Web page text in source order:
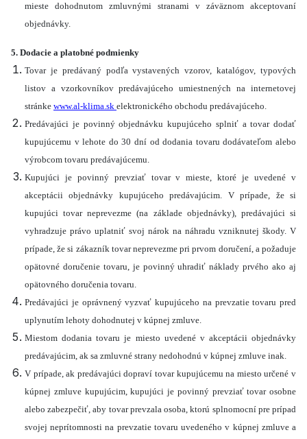
mieste dohodnutom zmluvnými stranami v záväznom akceptovaní
objednávky.
5. Dodacie a platobné podmienky
Tovar je predávaný podľa vystavených vzorov, katalógov, typových
listov a vzorkovníkov predávajúceho umiestnených na internetovej
stránke www.al-klima.sk elektronického obchodu predávajúceho.
Predávajúci je povinný objednávku kupujúceho splniť a tovar dodať
kupujúcemu v lehote do 30 dní od dodania tovaru dodávateľom alebo
výrobcom tovaru predávajúcemu.
Kupujúci je povinný prevziať tovar v mieste, ktoré je uvedené v
akceptácii objednávky kupujúceho predávajúcim. V prípade, že si
kupujúci tovar neprevezme (na základe objednávky), predávajúci si
vyhradzuje právo uplatniť svoj nárok na náhradu vzniknutej škody. V
prípade, že si zákazník tovar neprevezme pri prvom doručení, a požaduje
opätovné doručenie tovaru, je povinný uhradiť náklady prvého ako aj
opätovného doručenia tovaru.
Predávajúci je oprávnený vyzvať kupujúceho na prevzatie tovaru pred
uplynutím lehoty dohodnutej v kúpnej zmluve.
Miestom dodania tovaru je miesto uvedené v akceptácii objednávky
predávajúcim, ak sa zmluvné strany nedohodnú v kúpnej zmluve inak.
V prípade, ak predávajúci dopraví tovar kupujúcemu na miesto určené v
kúpnej zmluve kupujúcim, kupujúci je povinný prevziať tovar osobne
alebo zabezpečiť, aby tovar prevzala osoba, ktorú splnomocní pre prípad
svojej neprítomnosti na prevzatie tovaru uvedeného v kúpnej zmluve a